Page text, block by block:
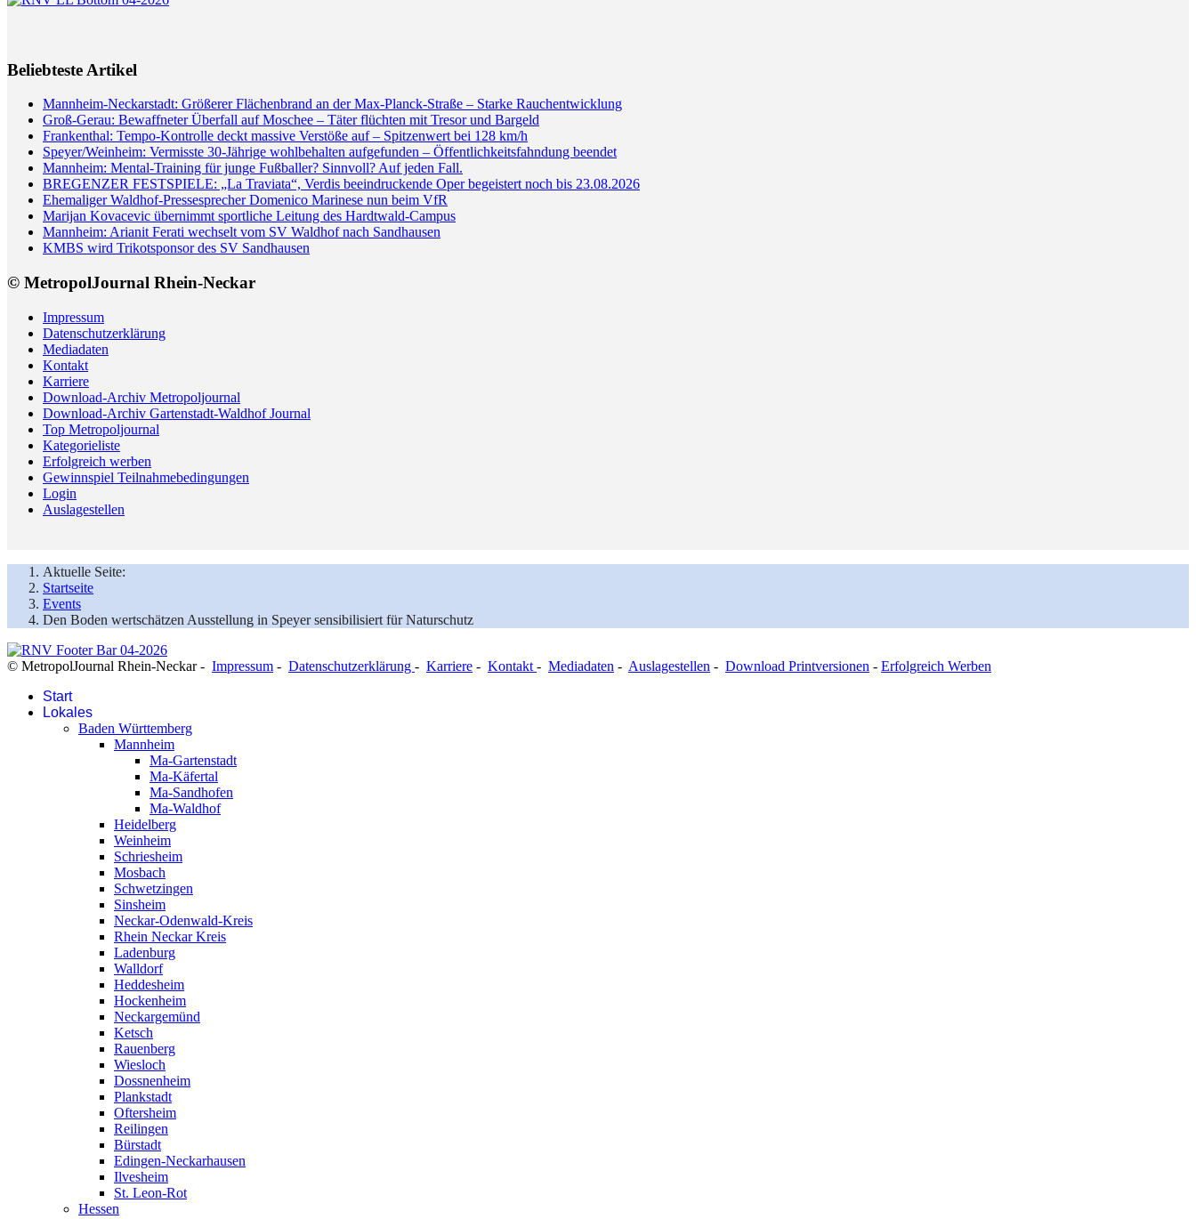
Beliebteste Artikel
Mannheim-Neckarstadt: Größerer Flächenbrand an der Max-Planck-Straße – Starke Rauchentwicklung
Groß-Gerau: Bewaffneter Überfall auf Moschee – Täter flüchten mit Tresor und Bargeld
Frankenthal: Tempo-Kontrolle deckt massive Verstöße auf – Spitzenwert bei 128 km/h
Speyer/Weinheim: Vermisste 30-Jährige wohlbehalten aufgefunden – Öffentlichkeitsfahndung beendet
Mannheim: Mental-Training für junge Fußballer? Sinnvoll? Auf jeden Fall.
BREGENZER FESTSPIELE: „La Traviata“, Verdis beeindruckende Oper begeistert noch bis 23.08.2026
Ehemaliger Waldhof-Pressesprecher Domenico Marinese nun beim VfR
Marijan Kovacevic übernimmt sportliche Leitung des Hardtwald-Campus
Mannheim: Arianit Ferati wechselt vom SV Waldhof nach Sandhausen
KMBS wird Trikotsponsor des SV Sandhausen
© MetropolJournal Rhein-Neckar
Impressum
Datenschutzerklärung
Mediadaten
Kontakt
Karriere
Download-Archiv Metropoljournal
Download-Archiv Gartenstadt-Waldhof Journal
Top Metropoljournal
Kategorieliste
Erfolgreich werben
Gewinnspiel Teilnahmebedingungen
Login
Auslagestellen
Aktuelle Seite:
Startseite
Events
Den Boden wertschätzen Ausstellung in Speyer sensibilisiert für Naturschutz
© MetropolJournal Rhein-Neckar - Impressum - Datenschutzerklärung - Karriere - Kontakt - Mediadaten - Auslagestellen - Download Printversionen - Erfolgreich Werben
Start
Lokales
Baden Württemberg
Mannheim
Ma-Gartenstadt
Ma-Käfertal
Ma-Sandhofen
Ma-Waldhof
Heidelberg
Weinheim
Schriesheim
Mosbach
Schwetzingen
Sinsheim
Neckar-Odenwald-Kreis
Rhein Neckar Kreis
Ladenburg
Walldorf
Heddesheim
Hockenheim
Neckargemünd
Ketsch
Rauenberg
Wiesloch
Dossnenheim
Plankstadt
Oftersheim
Reilingen
Bürstadt
Edingen-Neckarhausen
Ilvesheim
St. Leon-Rot
Hessen